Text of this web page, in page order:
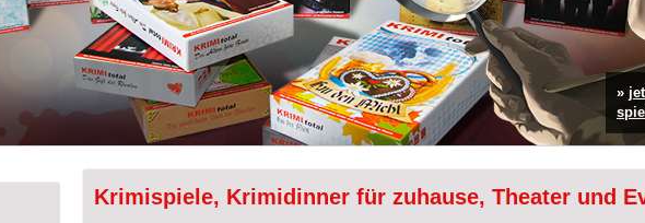
»
Krimispiele, Krimidinner für zuhause, Theater und